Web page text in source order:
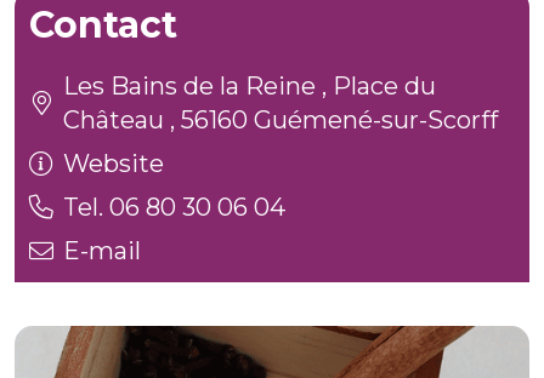
Contact
Les Bains de la Reine , Place du
Château , 56160 Guémené-sur-Scorff
Website
Tel. 06 80 30 06 04
E-mail